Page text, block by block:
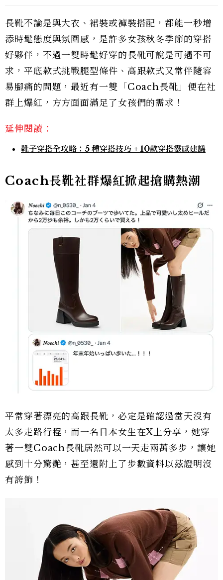
長靴不論是與大衣、裙裝或褲裝搭配，都能一秒增
添時髦態度與氛圍感，是許多女孩秋冬季節的穿搭
好夥伴，不過一雙時髦好穿的長靴可說是可遇不可
求，平底款式挑戰腿型條件、高跟款式又常伴隨容
易腳痛的問題，最近有一雙「Coach長靴」便在社
群上爆紅，方方面面滿足了女孩們的需求！
延伸閱讀：
靴子穿搭全攻略：5 種穿搭技巧 + 10款穿搭靈感建議
Coach長靴社群爆紅掀起搶購熱潮
平常穿著漂亮的高跟長靴，必定是確認過當天沒有
太多走路行程，而一名日本女生在X上分享，她穿
著一雙Coach長靴居然可以一天走兩萬多步，讓她
感到十分驚艷，甚至還附上了步數資料以茲證明沒
有誇飾！